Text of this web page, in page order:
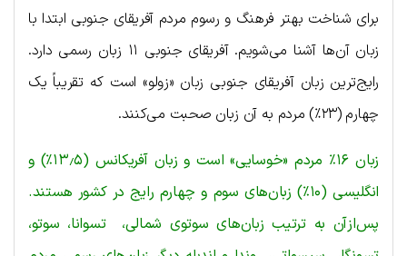
برای شناخت بهتر فرهنگ و رسوم مردم آفریقای جنوبی ابتدا با
زبان آن‌ها آشنا می‌شویم. آفریقای جنوبی ۱۱ زبان رسمی دارد.
رایج‌ترین زبان آفریقای جنوبی زبان «زولو» است که تقریباً یک
چهارم (۲۳٪) مردم به آن زبان صحبت می‌کنند.
زبان ۱۶٪ مردم «خوسایی» است و زبان آفریکانس (۱۳٫۵٪) و
انگلیسی (۱۰٪) زبان‌های سوم و چهارم رایج در کشور هستند.
پس‌ازآن به ترتیب زبان‌های سوتوی شمالی، تسوانا، سوتو،